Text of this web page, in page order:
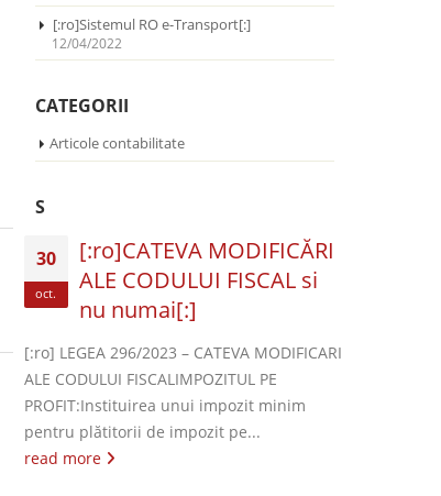
[:ro]Sistemul RO e-Transport[:]
12/04/2022
CATEGORII
Articole contabilitate
S
30
oct.
[:ro]CATEVA MODIFICĂRI
ALE CODULUI FISCAL si
nu numai[:]
[:ro] LEGEA 296/2023 – CATEVA MODIFICARI
ALE CODULUI FISCALIMPOZITUL PE
PROFIT:Instituirea unui impozit minim
pentru plătitorii de impozit pe...
read more